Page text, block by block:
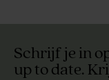
Schrijf je in
up to date.